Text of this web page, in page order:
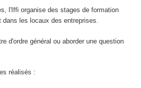
l'Iffi organise des stages de formation
les locaux des entreprises.
d'ordre général ou aborder une question
réalisés :